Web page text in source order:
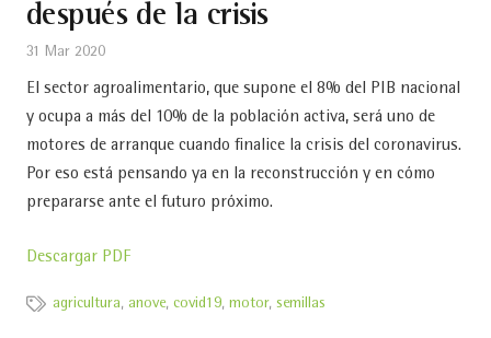
después de la crisis
31 Mar 2020
El sector agroalimentario, que supone el 8% del PIB nacional
y ocupa a más del 10% de la población activa, será uno de
motores de arranque cuando finalice la crisis del coronavirus.
Por eso está pensando ya en la reconstrucción y en cómo
prepararse ante el futuro próximo.
Descargar PDF
agricultura, anove, covid19, motor, semillas